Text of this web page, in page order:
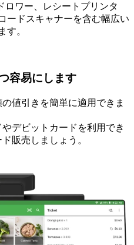
ロワー、レシートプリンタ
ードスキャナーを含む幅広い
す。
容易にします
値引きを簡単に適用できま
デビットカードを利用でき
販売しましょう。